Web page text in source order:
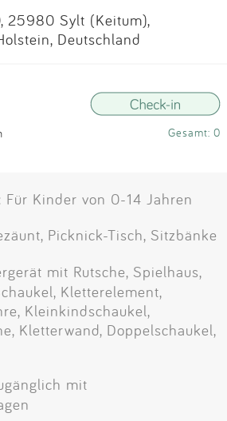
25980 Sylt (Keitum),
Deutschland
Gesamt: 0
Für Kinder von 0-14 Jahren
Picknick-Tisch, Sitzbänke
mit Rutsche, Spielhaus,
Kletterelement,
Kleinkindschaukel,
Kletterwand, Doppelschaukel,
mit